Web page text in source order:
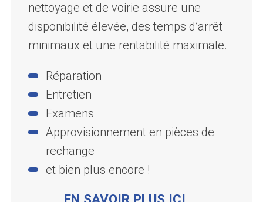
nettoyage et de voirie assure une
disponibilité élevée, des temps d’arrêt
minimaux et une rentabilité maximale.
Réparation
Entretien
Examens
Approvisionnement en pièces de
rechange
et bien plus encore !
EN SAVOIR PLUS ICI